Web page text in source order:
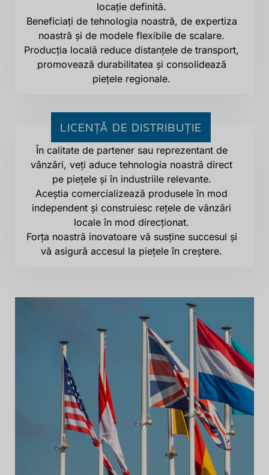
locație definită.
Beneficiați de tehnologia noastră, de expertiza
noastră și de modele flexibile de scalare.
Producția locală reduce distanțele de transport,
promovează durabilitatea și consolidează
piețele regionale.
LICENȚĂ DE DISTRIBUȚIE
În calitate de partener sau reprezentant de
vânzări, veți aduce tehnologia noastră direct
pe piețele și în industriile relevante.
Aceștia comercializează produsele în mod
independent și construiesc rețele de vânzări
locale în mod direcționat.
Forța noastră inovatoare vă susține succesul și
vă asigură accesul la piețele în creștere.